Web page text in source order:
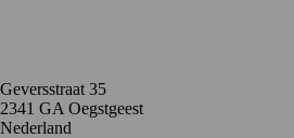
Geversstraat 35
2341 GA Oegstgeest
Nederland